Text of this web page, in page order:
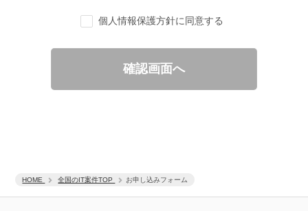
HOME 全国のIT案件TOP お申し込みフォーム
サービスに関するご意見、お問い合わせへの回答
ご要望の分析、各種統計データの算出と分析
当社運営のウェブサイト訪問前にクリックされている広告の情
報（クリック日や広告掲載サイトなど）を取得のうえ、情報と
照合して広告効果を測定
個人情報の第三者提供について
的の通知・開示・内容の訂正・追加または削除・利用の停止・消去
個人情報保護方針に同意する
確認画面へ